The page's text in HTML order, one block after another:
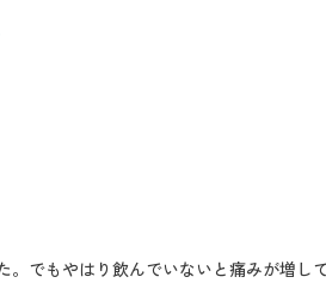
でもやはり飲んでいないと痛みが増し